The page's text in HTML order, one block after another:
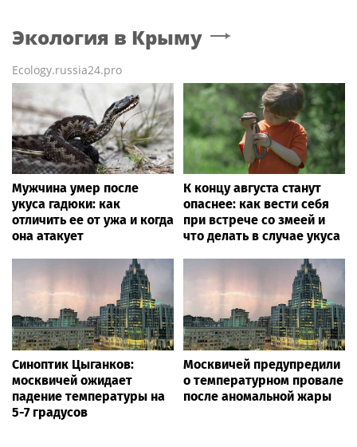
Экология в Крыму
Ecology.russia24.pro
Мужчина умер после
укуса гадюки: как
отличить ее от ужа и когда
она атакует
К концу августа станут
опаснее: как вести себя
при встрече со змеей и
что делать в случае укуса
Синоптик Цыганков:
москвичей ожидает
падение температуры на
5-7 градусов
Москвичей предупредили
о температурном провале
после аномальной жары